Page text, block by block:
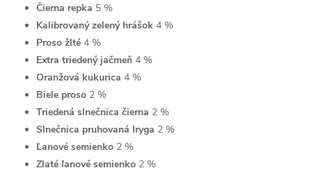
Čierna repka 5 %
Kalibrovaný zelený hrášok 4 %
Proso žlté 4 %
Extra triedený jačmeň 4 %
Oranžová kukurica 4 %
Biele proso 2 %
Triedená slnečnica čierna 2 %
Slnečnica pruhovaná Iryga 2 %
Ľanové semienko 2 %
Zlaté ľanové semienko 2 %